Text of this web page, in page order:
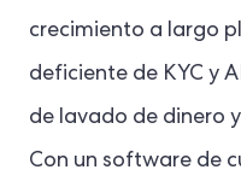
crecimiento a largo
deficiente de KYC y
de lavado de dinero
Con un software de